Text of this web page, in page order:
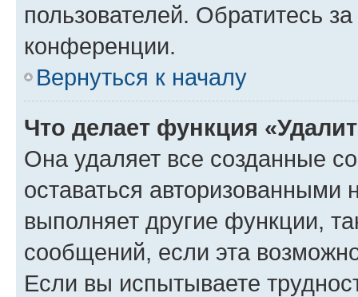
пользователей. Обратитесь
конференции.
Вернуться к началу
Что делает функция
Она удаляет все созданные
оставаться авторизованными
выполняет другие функции,
сообщений, если эта
Если вы испытываете